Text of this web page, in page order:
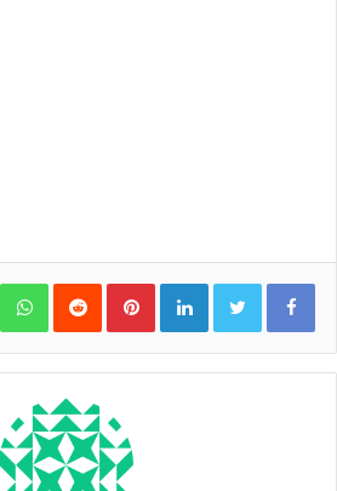
LinkedIn
Pinterest